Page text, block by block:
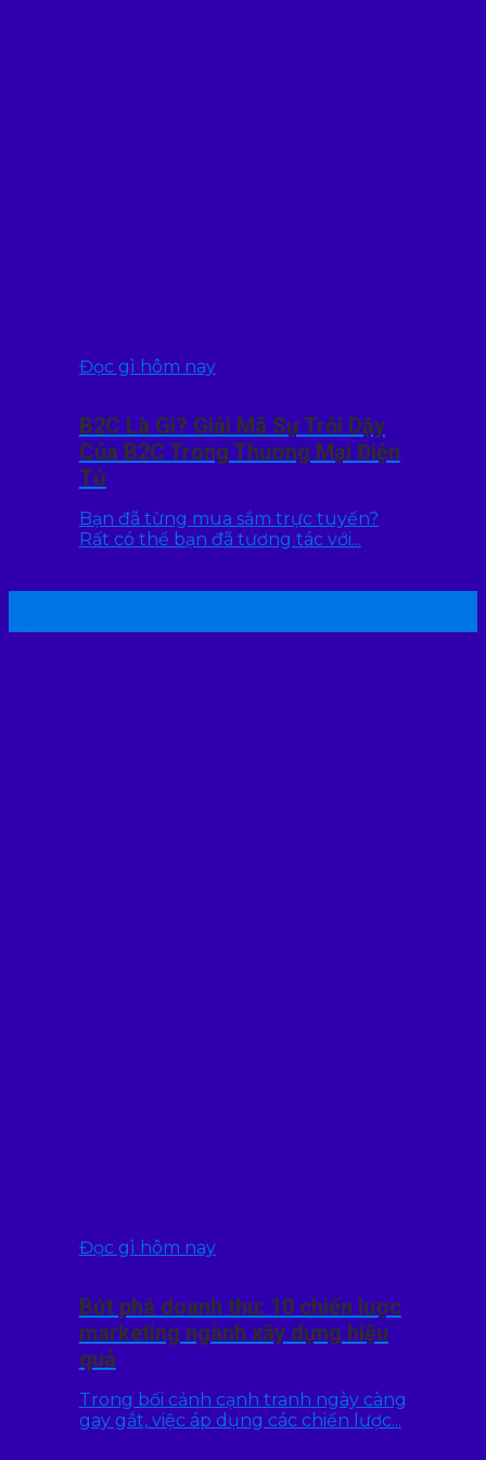
Đọc gì hôm nay
B2C Là Gì? Giải Mã Sự Trỗi Dậy
Của B2C Trong Thương Mại Điện
Tử
Bạn đã từng mua sắm trực tuyến?
Rất có thể bạn đã tương tác với...
Đọc gì hôm nay
Bứt phá doanh thu: 10 chiến lược
marketing ngành xây dựng hiệu
quả
Trong bối cảnh cạnh tranh ngày càng
gay gắt, việc áp dụng các chiến lược...